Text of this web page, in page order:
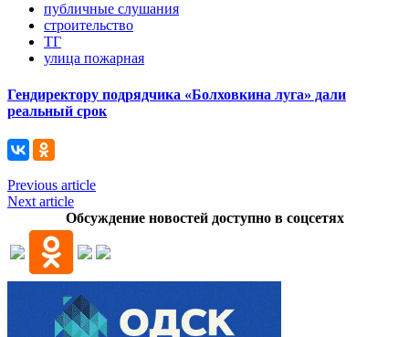
публичные слушания
строительство
ТГ
улица пожарная
Гендиректору подрядчика «Болховкина луга» дали
реальный срок
Previous article
Next article
Обсуждение новостей доступно в соцсетях